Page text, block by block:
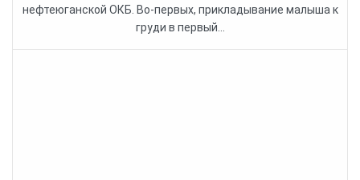
нефтеюганской ОКБ. Во-первых, прикладывание малыша к
груди в первый...